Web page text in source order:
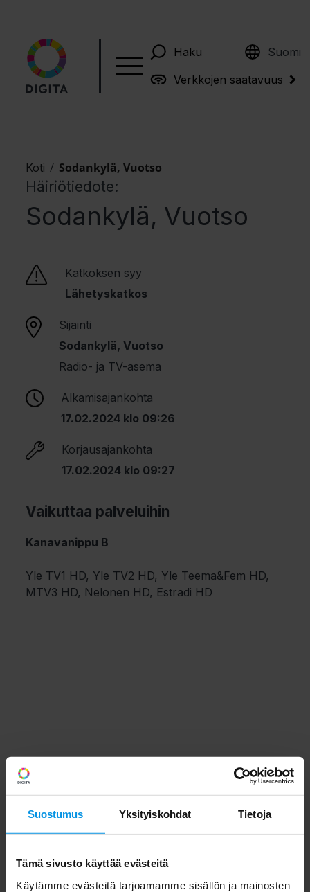
Suostumus Yksityiskohdat Tietoja
Tämä sivusto käyttää evästeitä
Käytämme evästeitä tarjoamamme sisällön ja mainosten
Haku Suomi
English
Verkkojen saatavuus
Koti / Sodankylä, Vuotso
Häiriötiedote:
Sodankylä, Vuotso
Katkoksen syy
Lähetyskatkos
Sijainti
Sodankylä, Vuotso
Radio- ja TV-asema
Alkamisajankohta
17.02.2024 klo 09:26
Korjausajankohta
17.02.2024 klo 09:27
Vaikuttaa palveluihin
Kanavanippu B
Yle TV1 HD, Yle TV2 HD, Yle Teema&Fem HD,
MTV3 HD, Nelonen HD, Estradi HD